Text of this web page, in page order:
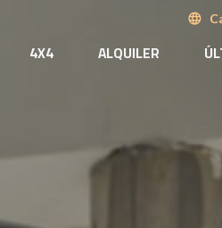
language
4X4 ALQUILER